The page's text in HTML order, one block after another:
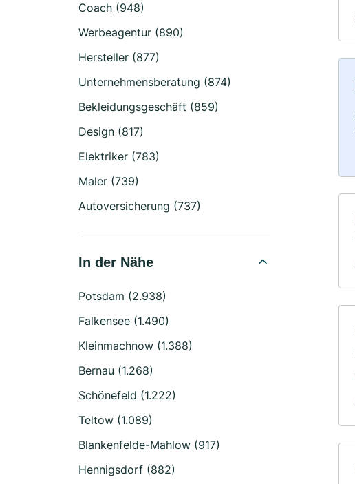
Coach (948)
Werbeagentur (890)
Hersteller (877)
Unternehmensberatung (874)
Bekleidungsgeschäft (859)
Design (817)
Elektriker (783)
Maler (739)
Autoversicherung (737)
In der Nähe
Potsdam (2.938)
Falkensee (1.490)
Kleinmachnow (1.388)
Bernau (1.268)
Schönefeld (1.222)
Teltow (1.089)
Blankenfelde-Mahlow (917)
Hennigsdorf (882)